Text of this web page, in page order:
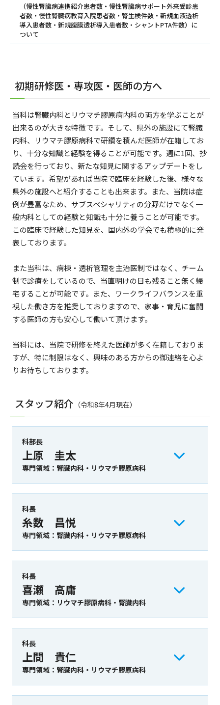
（慢性腎臓病連携紹介患者数・慢性腎臓病サポート外来受診患
者数・慢性腎臓病教育入院患者数・腎生検件数・新規血液透析
導入患者数・新規腹膜透析導入患者数・シャントPTA件数）に
ついて
初期研修医・専攻医・医師の方へ
当科は腎臓内科とリウマチ膠原病内科の両方を学ぶことが
出来るのが大きな特徴です。そして、県外の施設にて腎臓
内科、リウマチ膠原病科で研鑽を積んだ医師が在籍してお
り、十分な知識と経験を得ることが可能です。週に1回、抄
読会を行っており、新たな知見に関するアップデートをし
ています。希望があれば当院で臨床を経験した後、様々な
県外の施設へと紹介することも出来ます。また、当院は症
例が豊富なため、サブスペシャリティの分野だけでなく一
般内科としての経験と知識も十分に養うことが可能です。
この臨床で経験した知見を、国内外の学会でも積極的に発
表しております。
また当科は、病棟・透析管理を主治医制ではなく、チーム
制で診療をしているので、当直明けの日も残ること無く帰
宅することが可能です。また、ワークライフバランスを重
視した働き方を推奨しておりますので、家事・育児に奮闘
する医師の方も安心して働いて頂けます。
当科には、当院で研修を終えた医師が多く在籍しておりま
すが、特に制限はなく、興味のある方からの御連絡を心よ
りお待ちしております。
スタッフ紹介 （令和8年4月現在）
科部長
上原 圭太
専門領域：腎臓内科・リウマチ膠原病科
科長
糸数 昌悦
専門領域：腎臓内科・リウマチ膠原病科
科長
喜瀬 高庸
専門領域：リウマチ膠原病科・腎臓内科
科長
上間 貴仁
専門領域：腎臓内科・リウマチ膠原病科